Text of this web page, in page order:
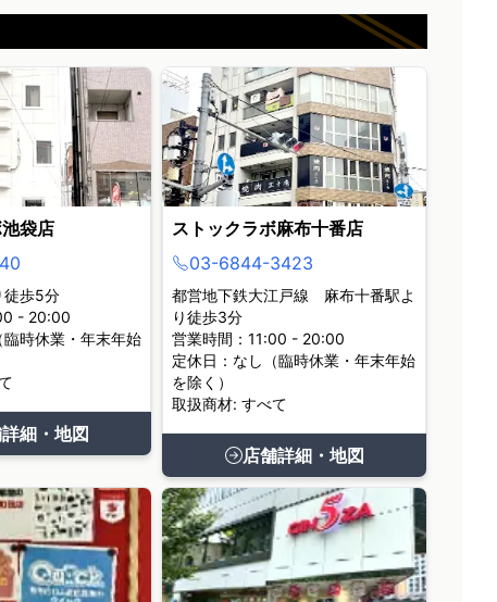
袋店
徒歩5分
- 20:00
時休業・年末年始
細・地図
ストックラボ麻布十番店
03-6844-3423
都営地下鉄大江戸線 麻布十番駅よ
り徒歩3分
営業時間：11:00 - 20:00
定休日：なし（臨時休業・年末年始
を除く）
取扱商材: すべて
店舗詳細・地図